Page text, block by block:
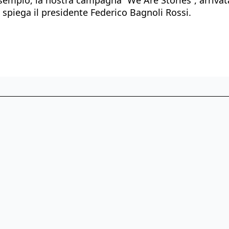
il presidente Federico Bagnoli Rossi.